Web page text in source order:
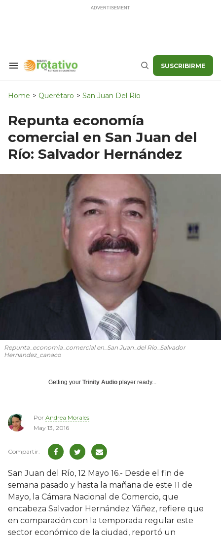
Search
Navigation
Buscar SUSCRIBIRME
Home > Querétaro > San Juan Del Río
Repunta economía
comercial en San Juan del
Río: Salvador Hernández
Repunta_economia_comercial en_San Juan_del Rio_Salvador
Hernandez_canaco
Getting your Trinity Audio player ready...
Por Andrea Morales
May 13, 2016
San Juan del Río, 12 Mayo 16.- Desde el fin de
semana pasado y hasta la mañana de este 11 de
Mayo, la Cámara Nacional de Comercio, que
encabeza Salvador Hernández Yáñez, refiere que
en comparación con la temporada regular este
sector económico de la ciudad, reportó un